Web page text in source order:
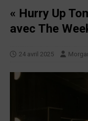
« Hurry Up
avec The
24 avril 2025